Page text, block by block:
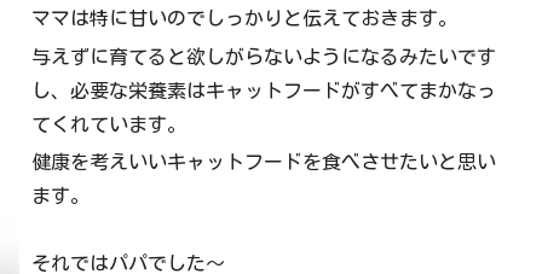
ママは特に甘いのでしっかりと伝えておきます。
与えずに育てると欲しがらないようになるみたいです
し、必要な栄養素はキャットフードがすべてまかなっ
てくれています。
健康を考えいいキャットフードを食べさせたいと思い
ます。
それではパパでした～